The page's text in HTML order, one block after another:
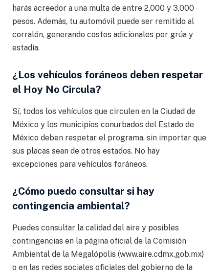
harás acreedor a una multa de entre 2,000 y 3,000
pesos. Además, tu automóvil puede ser remitido al
corralón, generando costos adicionales por grúa y
estadía.
¿Los vehículos foráneos deben respetar
el Hoy No Circula?
Sí, todos los vehículos que circulen en la Ciudad de
México y los municipios conurbados del Estado de
México deben respetar el programa, sin importar que
sus placas sean de otros estados. No hay
excepciones para vehículos foráneos.
¿Cómo puedo consultar si hay
contingencia ambiental?
Puedes consultar la calidad del aire y posibles
contingencias en la página oficial de la Comisión
Ambiental de la Megalópolis (www.aire.cdmx.gob.mx)
o en las redes sociales oficiales del gobierno de la